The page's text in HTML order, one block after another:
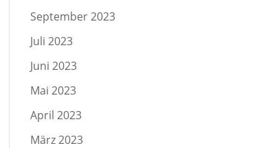
September 2023
Juli 2023
Juni 2023
Mai 2023
April 2023
März 2023